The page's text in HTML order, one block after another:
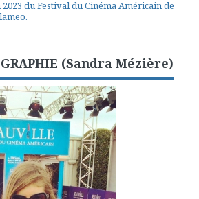
du Festival du Cinéma Américain de
(Sandra Mézière)